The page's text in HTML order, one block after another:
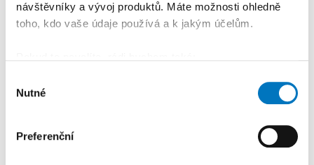
návštěvníky a vývoj produktů. Máte možnosti ohledně
toho, kdo vaše údaje používá a k jakým účelům.
poloze, které mohou být přesné na několik metrů
skenování pro konkrétní charakteristiky (otisk prstu)
Zjistěte více o tom, jak zpracováváme vaše osobní
souhlasu
Nutné
Preferenční